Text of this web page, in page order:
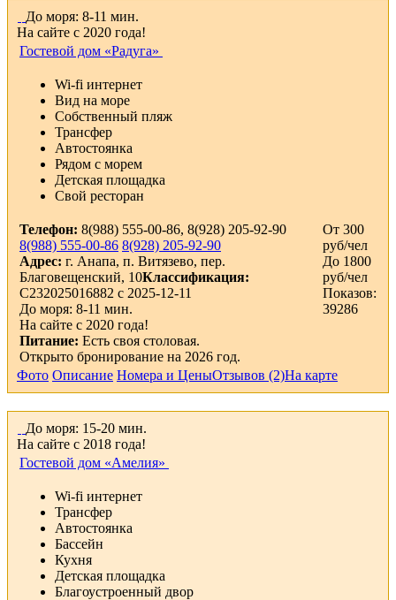
До моря: 8-11 мин.
На сайте с 2020 года!
Гостевой дом «Радуга»
Wi-fi интернет
Вид на море
Собственный пляж
Трансфер
Автостоянка
Рядом с морем
Детская площадка
Свой ресторан
Телефон: 8(988) 555-00-86, 8(928) 205-92-90
8(988) 555-00-86 8(928) 205-92-90
Адрес: г. Анапа, п. Витязево, пер.
Благовещенский, 10Классификация:
С232025016882 с 2025-12-11
До моря: 8-11 мин.
На сайте с 2020 года!
Питание: Есть своя столовая.
Открыто бронирование на 2026 год.
От 300
руб/чел
До 1800
руб/чел
Показов:
39286
Фото Описание Номера и ЦеныОтзывов (2)На карте
До моря: 15-20 мин.
На сайте с 2018 года!
Гостевой дом «Амелия»
Wi-fi интернет
Трансфер
Автостоянка
Бассейн
Кухня
Детская площадка
Благоустроенный двор